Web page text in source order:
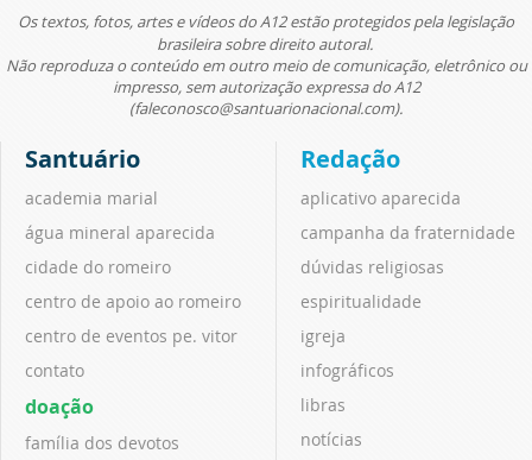
Os textos, fotos, artes e vídeos do A12 estão protegidos pela legislação
brasileira sobre direito autoral.
Não reproduza o conteúdo em outro meio de comunicação, eletrônico ou
impresso, sem autorização expressa do A12
(faleconosco@santuarionacional.com).
Santuário
academia marial
água mineral aparecida
cidade do romeiro
centro de apoio ao romeiro
centro de eventos pe. vitor
contato
doação
família dos devotos
Redação
aplicativo aparecida
campanha da fraternidade
dúvidas religiosas
espiritualidade
igreja
infográficos
libras
notícias